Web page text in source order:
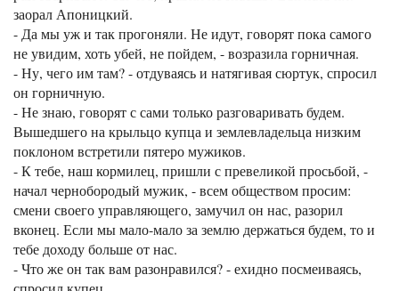
заорал Апоницкий.
- Да мы уж и так прогоняли. Не идут, говорят пока самого
не увидим, хоть убей, не пойдем, - возразила горничная.
- Ну, чего им там? - отдуваясь и натягивая сюртук, спросил
он горничную.
- Не знаю, говорят с сами только разговаривать будем.
Вышедшего на крыльцо купца и землевладельца низким
поклоном встретили пятеро мужиков.
- К тебе, наш кормилец, пришли с превеликой просьбой, -
начал чернобородый мужик, - всем обществом просим:
смени своего управляющего, замучил он нас, разорил
вконец. Если мы мало-мало за землю держаться будем, то и
тебе доходу больше от нас.
- Что же он так вам разонравился? - ехидно посмеиваясь,